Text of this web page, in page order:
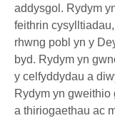
addysgol. Rydym
feithrin
rhwng pobl yn y
byd. Rydym yn
y celfyddydau a
Rydym yn gweithio
a thiriogaethau ac